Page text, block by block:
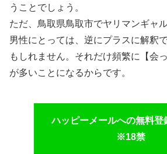
うことでしょう。
ただ、鳥取県鳥取市でヤリマンギャ
男性にとっては、逆にプラスに解釈
もしれません。それだけ頻繁に【会
が多いことになるからです。
ハッピーメールへの無料登
※18禁